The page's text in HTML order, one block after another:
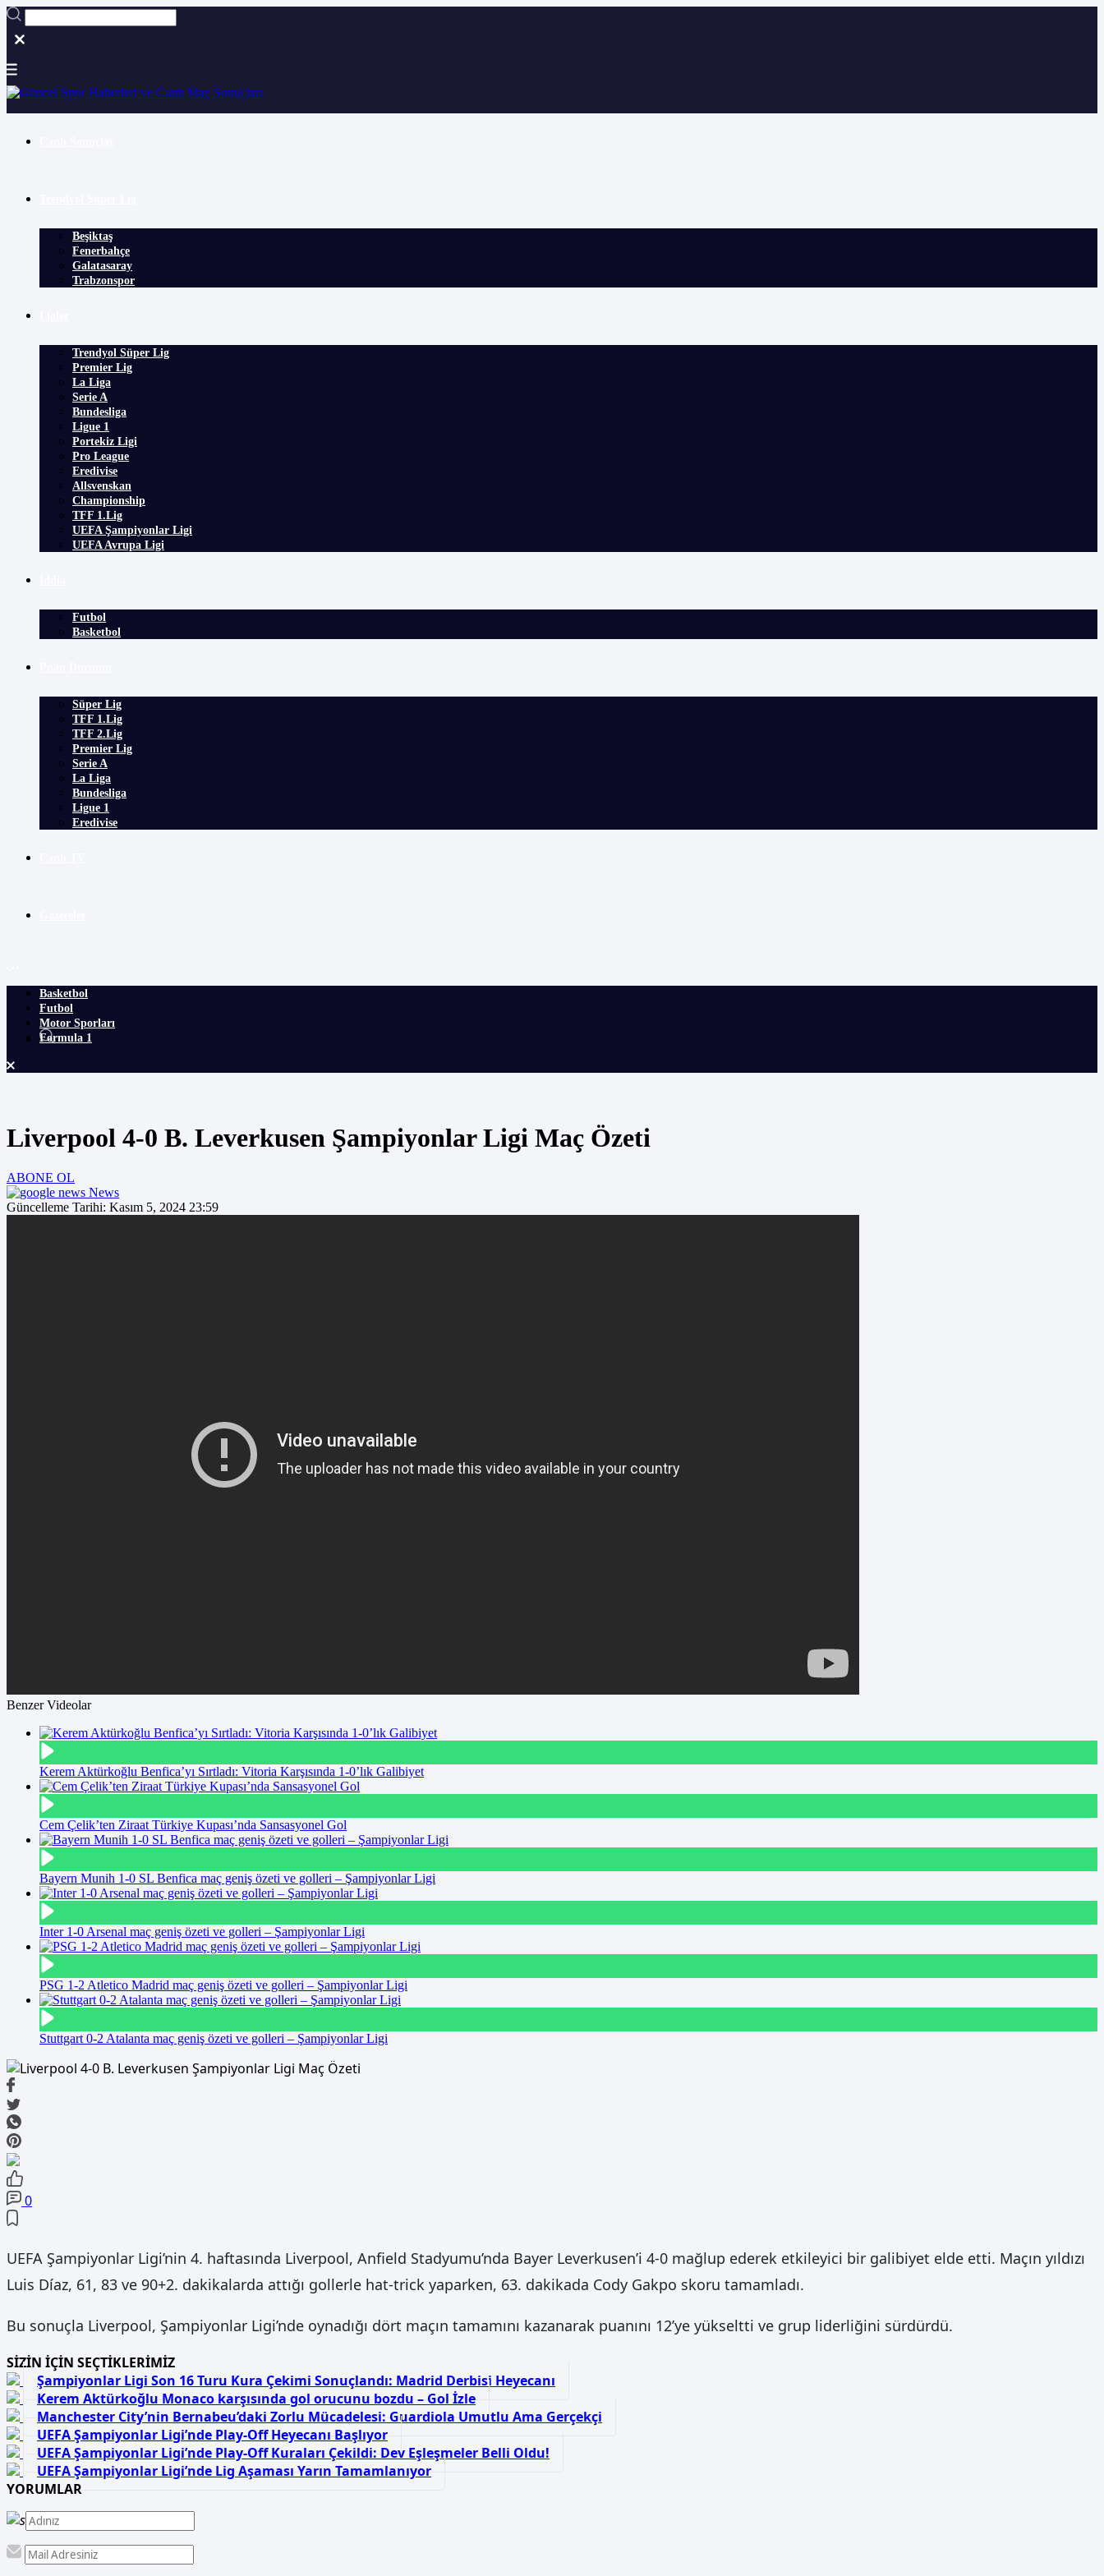
Beşiktaş
Fenerbahçe
Galatasaray
Trabzonspor
Trendyol Süper Lig
Premier Lig
La Liga
Serie A
Bundesliga
Ligue 1
Portekiz Ligi
Pro League
Eredivise
Allsvenskan
Championship
TFF 1.Lig
UEFA Şampiyonlar Ligi
UEFA Avrupa Ligi
Futbol
Basketbol
Süper Lig
TFF 1.Lig
TFF 2.Lig
Premier Lig
Serie A
La Liga
Bundesliga
Ligue 1
Eredivise
Basketbol
Futbol
Motor Sporları
Formula 1
Liverpool 4-0 B. Leverkusen Şampiyonlar Ligi Maç Özeti
ABONE OL
News
Güncelleme Tarihi: Kasım 5, 2024 23:59
Benzer Videolar
Kerem Aktürkoğlu Benfica’yı Sırtladı: Vitoria Karşısında 1-0’lık Galibiyet
Cem Çelik’ten Ziraat Türkiye Kupası’nda Sansasyonel Gol
Bayern Munih 1-0 SL Benfica maç geniş özeti ve golleri – Şampiyonlar Ligi
Inter 1-0 Arsenal maç geniş özeti ve golleri – Şampiyonlar Ligi
PSG 1-2 Atletico Madrid maç geniş özeti ve golleri – Şampiyonlar Ligi
Stuttgart 0-2 Atalanta maç geniş özeti ve golleri – Şampiyonlar Ligi
0
UEFA Şampiyonlar Ligi’nin 4. haftasında Liverpool, Anfield Stadyumu’nda Bayer Leverkusen’i 4-0 mağlup ederek etkileyici bir galibiyet elde etti. Maçın yıldızı
Luis Díaz, 61, 83 ve 90+2. dakikalarda attığı gollerle hat-trick yaparken, 63. dakikada Cody Gakpo skoru tamamladı.
Bu sonuçla Liverpool, Şampiyonlar Ligi’nde oynadığı dört maçın tamamını kazanarak puanını 12’ye yükseltti ve grup liderliğini sürdürdü.
SİZİN İÇİN SEÇTİKLERİMİZ
Şampiyonlar Ligi Son 16 Turu Kura Çekimi Sonuçlandı: Madrid Derbisi Heyecanı
Kerem Aktürkoğlu Monaco karşısında gol orucunu bozdu – Gol İzle
Manchester City’nin Bernabeu’daki Zorlu Mücadelesi: Guardiola Umutlu Ama Gerçekçi
UEFA Şampiyonlar Ligi’nde Play-Off Heyecanı Başlıyor
UEFA Şampiyonlar Ligi’nde Play-Off Kuraları Çekildi: Dev Eşleşmeler Belli Oldu!
UEFA Şampiyonlar Ligi’nde Lig Aşaması Yarın Tamamlanıyor
YORUMLAR